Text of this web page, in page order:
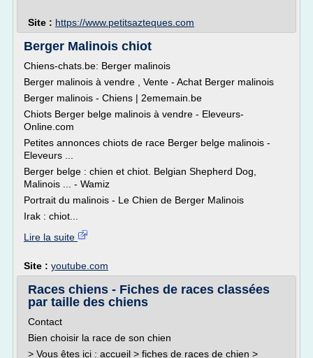
Site : https://www.petitsazteques.com
Berger Malinois chiot
Chiens-chats.be: Berger malinois
Berger malinois à vendre , Vente - Achat Berger malinois
Berger malinois - Chiens | 2ememain.be
Chiots Berger belge malinois à vendre - Eleveurs-
Online.com
Petites annonces chiots de race Berger belge malinois -
Eleveurs ...
Berger belge : chien et chiot. Belgian Shepherd Dog,
Malinois ... - Wamiz
Portrait du malinois - Le Chien de Berger Malinois
Irak : chiot...
Lire la suite
Site : youtube.com
Races chiens - Fiches de races classées
par taille des chiens
Contact
Bien choisir la race de son chien
> Vous êtes ici : accueil > fiches de races de chien >